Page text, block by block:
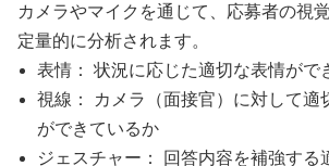
カメラやマイクを通じて、応募者の視
定量的に分析されます。
表情： 状況に応じた適切な表情がで
視線： カメラ（面接官）に対して適
ができているか
ジェスチャー： 回答内容を補強する